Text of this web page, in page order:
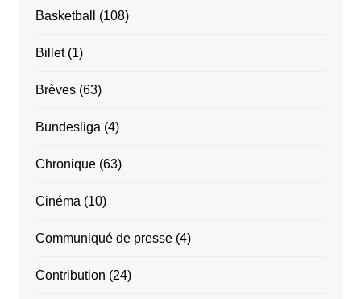
Basketball (108)
Billet(1)
Brèves(63)
Bundesliga (4)
Chronique(63)
Cinéma (10)
Communiqué de presse(4)
Contribution (24)